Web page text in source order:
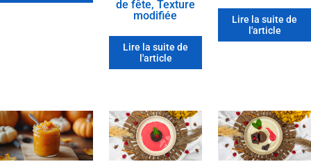
de fête, Texture
modifiée
Lire la suite de
l'article
Lire la suite de
l'article